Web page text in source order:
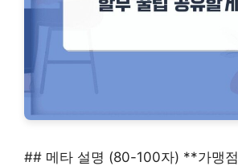
## 메타 설명 (80-100자) **가맹